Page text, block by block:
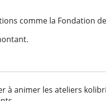
comme la Fondation
à animer les ateliers